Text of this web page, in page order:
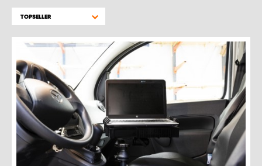
TOPSELLER